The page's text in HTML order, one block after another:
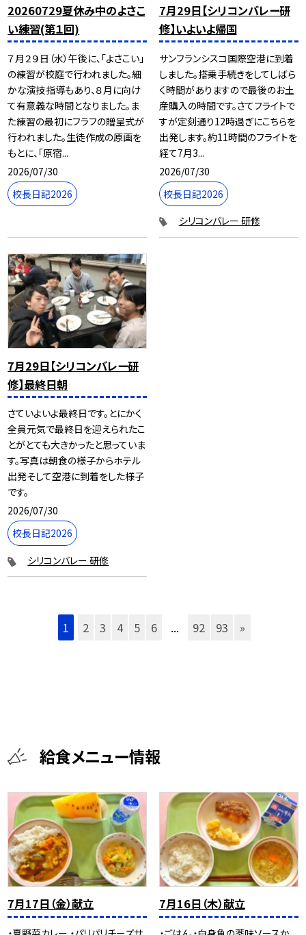
20260729夏休み中のよさこ
い練習(第１回)
７月２９日（水）午後に、「よさこい」
の練習が校庭で行われました。細
かな演技指導もあり、８月に向け
て有意義な時間となりました。ま
た練習の最初にフラフの贈呈式が
行われました。生徒作成の原画を
もとに、「原宿...
2026/07/30
校長日記2026
7月29日【シリコンバレー研
修】いよいよ帰国
サンフランシスコ国際空港に到着
しました。搭乗手続きをしてしばら
く時間がありますので最後のお土
産購入の時間です。さてフライトで
すが定刻通り12時過ぎにこちらを
出発します。約11時間のフライトを
経て7月3...
2026/07/30
校長日記2026
シリコンバレー 研修
7月29日【シリコンバレー研
修】最終日朝
さていよいよ最終日です。とにかく
全員元気で最終日を迎えられたこ
とがとても大きかったと思っていま
す。写真は朝食の様子からホテル
出発そして空港に到着をした様子
です。
2026/07/30
校長日記2026
シリコンバレー 研修
1 2 3 4 5 6 ... 92 93 »
給食メニュー情報
7月17日（金）献立 7月16日（木）献立